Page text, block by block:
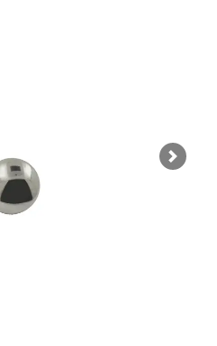
Next